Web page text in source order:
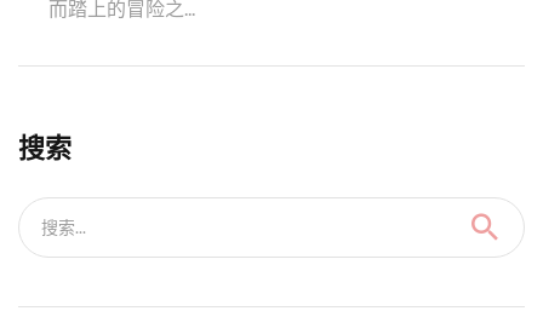
而踏上的冒险之...
搜索
搜索...